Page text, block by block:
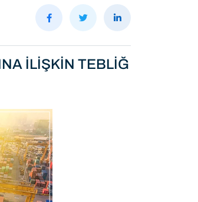
İLİŞKİN TEBLİĞ